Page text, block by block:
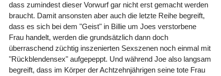
dass zumindest dieser Vorwurf gar nicht erst gemacht werden
braucht. Damit ansonsten aber auch die letzte Reihe begreift,
dass es sich bei dem "Geist" in Billie um Joes verstorbene
Frau handelt, werden die grundsätzlich dann doch
überraschend züchtig inszenierten Sexszenen noch einmal mit
"Rückblendensex" aufgepeppt. Und während Joe also langsam
begreift, dass im Körper der Achtzehnjährigen seine tote Frau